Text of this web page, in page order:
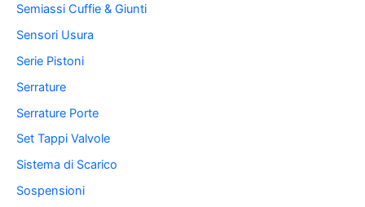
Semiassi Cuffie & Giunti
Sensori Usura
Serie Pistoni
Serrature
Serrature Porte
Set Tappi Valvole
Sistema di Scarico
Sospensioni